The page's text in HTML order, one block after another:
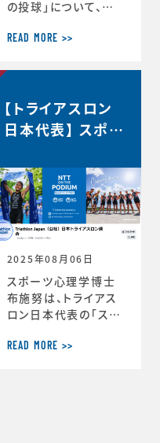
の投球」について、イ
ます。速球140km／
フトバンク大関友久
エンスです」https://
topics.smt.doco
mo.ne.jp/article/
day-445985
READ MORE >>
【トライアスロン
日本代表】 スポー
ト/ハイパフォーマ
ンスコーチ 就任
2025年08月06日
スポーツ心理学博士
布施努は、トライアス
ロン日本代表の「スポ
ハイパフォーマンスコ
READ MORE >>